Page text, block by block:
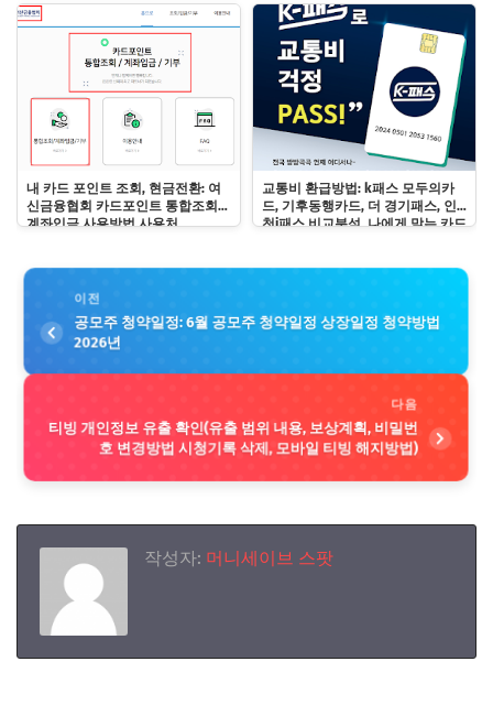
내 카드 포인트 조회, 현금전환: 여
신금융협회 카드포인트 통합조회
계좌입금 사용방법 사용처
교통비 환급방법: k패스 모두의카
드, 기후동행카드, 더 경기패스, 인
천i패스 비교분석, 나에게 맞는 카드
이전
공모주 청약일정: 6월 공모주 청약일정 상장일정 청약방법
2026년
다음
티빙 개인정보 유출 확인(유출 범위 내용, 보상계획, 비밀번
호 변경방법 시청기록 삭제, 모바일 티빙 해지방법)
작성자: 머니세이브 스팟